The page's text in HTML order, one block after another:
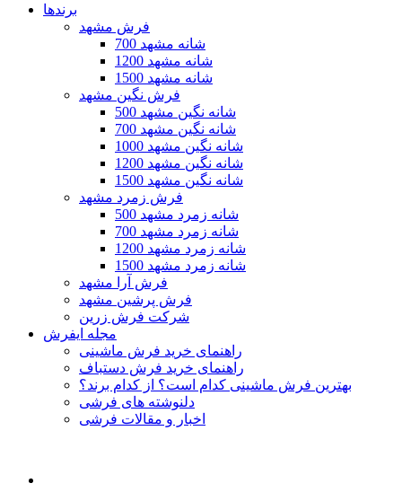
برندها
فرش مشهد
700 شانه مشهد
1200 شانه مشهد
1500 شانه مشهد
فرش نگین مشهد
500 شانه نگین مشهد
700 شانه نگین مشهد
1000 شانه نگین مشهد
1200 شانه نگین مشهد
1500 شانه نگین مشهد
فرش زمرد مشهد
500 شانه زمرد مشهد
700 شانه زمرد مشهد
1200 شانه زمرد مشهد
1500 شانه زمرد مشهد
فرش آرا مشهد
فرش پرشین مشهد
شرکت فرش زرین
مجله ایفرش
راهنمای خرید فرش ماشینی
راهنمای خرید فرش دستباف
بهترین فرش ماشینی کدام است؟ از کدام برند؟
دلنوشته های فرشی
اخبار و مقالات فرشی